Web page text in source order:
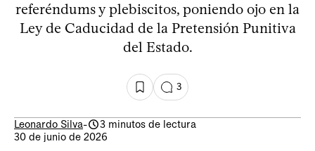
referéndums y plebiscitos, poniendo ojo en la
Ley de Caducidad de la Pretensión Punitiva
del Estado.
3
Leonardo Silva-
3 minutos de lectura
30 de junio de 2026